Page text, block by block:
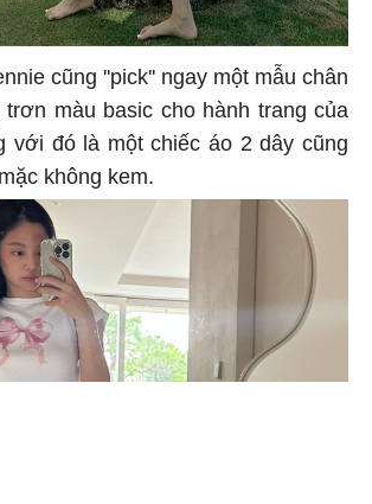
cũng ''pick'' ngay một mẫu chân
trơn màu basic cho hành trang của
với đó là một chiếc áo 2 dây cũng
không kem.